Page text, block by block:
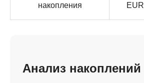
накопления
EUR
Анализ накоплений